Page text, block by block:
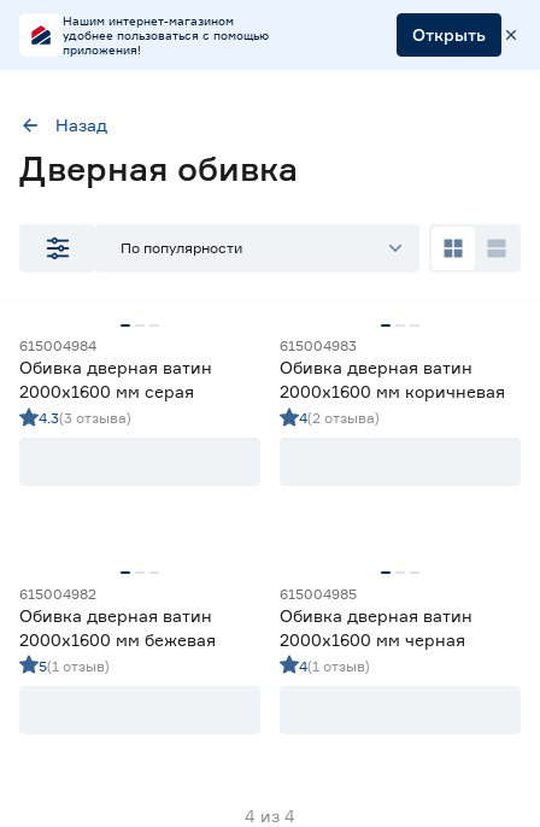
Нашим интернет-магазином
удобнее пользоваться с помощью
приложения!
Открыть
Наличие в магазинах
ул. им. Данилы Волкореза, 2
Обивка дверная
Цвет
Марка
Верда лайн
Назад
Дверная обивка
По популярности
615004984
Обивка дверная ватин
2000х1600 мм серая
4.3(3 отзыва)
615004983
Обивка дверная ватин
2000х1600 мм коричневая
4(2 отзыва)
615004982
Обивка дверная ватин
2000х1600 мм бежевая
5(1 отзыв)
615004985
Обивка дверная ватин
2000х1600 мм черная
4(1 отзыв)
4 из 4